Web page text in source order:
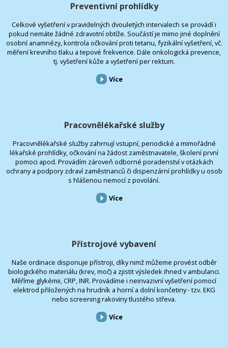
Preventivní prohlídky
Celkové vyšetření v pravidelných dvouletých intervalech se provádí i
pokud nemáte žádné zdravotní obtíže. Součástí je mimo jiné doplnění
osobní anamnézy, kontrola očkování proti tetanu, fyzikální vyšetření, vč.
měření krevního tlaku a tepové frekvence. Dále onkologická prevence,
tj. vyšetření kůže a vyšetření per rektum.
Více
Pracovnělékařské služby
Pracovnělékařské služby zahrnují vstupní, periodické a mimořádné
lékařské prohlídky, očkování na žádost zaměstnavatele, školení první
pomoci apod. Provádím zároveň odborné poradenství v otázkách
ochrany a podpory zdraví zaměstnanců či dispenzární prohlídky u osob
s hlášenou nemocí z povolání.
Více
Přístrojové vybavení
Naše ordinace disponuje přístroji, díky nimž můžeme provést odběr
biologického materiálu (krev, moč) a zjistit výsledek ihned v ambulanci.
Měříme glykémii, CRP, INR. Provádíme i neinvazivní vyšetření pomocí
elektrod přiložených na hrudník a horní a dolní končetiny - tzv. EKG
nebo screening rakoviny tlustého střeva.
Více